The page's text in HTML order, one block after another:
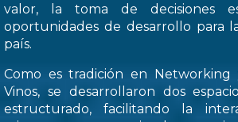
valor, la toma de decisiones
oportunidades de desarrollo para
país.
Como es tradición en Networking
Vinos, se desarrollaron dos
estructurado, facilitando la